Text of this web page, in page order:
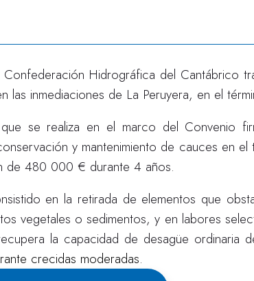
Confederación Hidrográfica del Cantábrico
inmediaciones de La Peruyera, en el
se realiza en el marco del Convenio
y mantenimiento de cauces en el
de 480 000 € durante 4 años.
en la retirada de elementos que
vegetales o sedimentos, y en labores
la capacidad de desagüe ordinaria
crecidas moderadas.